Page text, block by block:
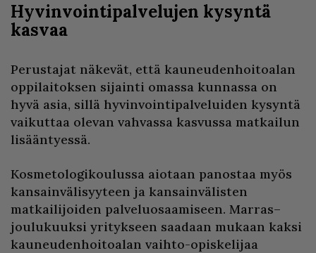
Hyvinvointipalvelujen kysyntä
kasvaa
Perustajat näkevät, että kauneudenhoitoalan
oppilaitoksen sijainti omassa kunnassa on
hyvä asia, sillä hyvinvointipalveluiden kysyntä
vaikuttaa olevan vahvassa kasvussa matkailun
lisääntyessä.
Kosmetologikoulussa aiotaan panostaa myös
kansainvälisyyteen ja kansainvälisten
matkailijoiden palveluosaamiseen. Marras–
joulukuuksi yritykseen saadaan mukaan kaksi
kauneudenhoitoalan vaihto-opiskelijaa